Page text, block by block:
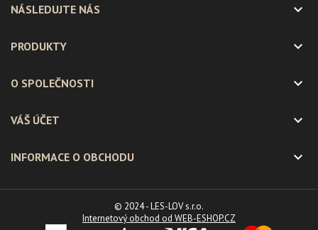
NÁSLEDUJTE NÁS 
PRODUKTY 
O SPOLEČNOSTI 
VÁŠ ÚČET 
INFORMACE O OBCHODU 
© 2024 - LES-LOV s.r.o.
Internetový obchod od WEB-ESHOP.CZ